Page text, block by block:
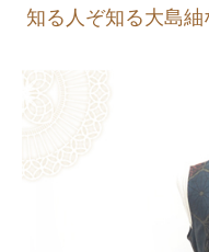
知る人ぞ知る大島